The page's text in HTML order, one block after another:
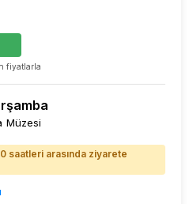
fiyatlarla
Müzesi
saatleri arasında ziyarete